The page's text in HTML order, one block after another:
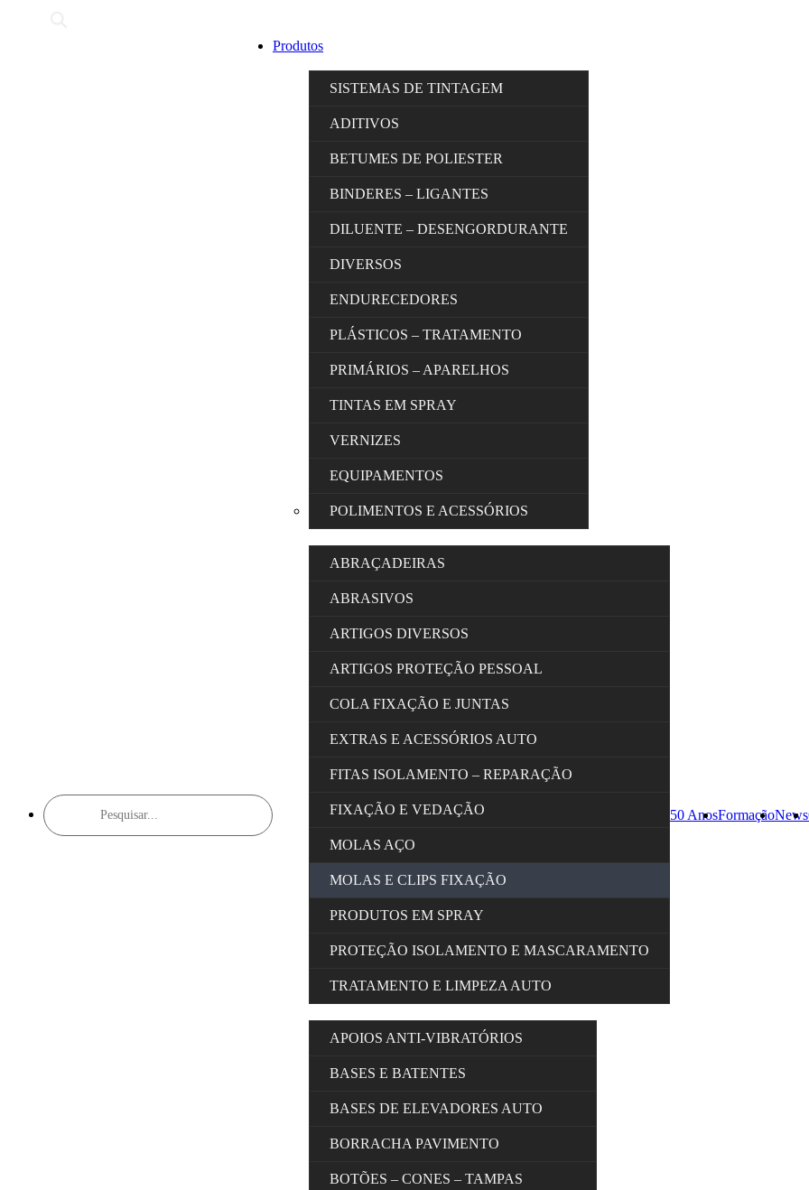
Products
search
Produtos
SISTEMAS DE TINTAGEM
ADITIVOS
BETUMES DE POLIESTER
BINDERES – LIGANTES
DILUENTE – DESENGORDURANTE
DIVERSOS
ENDURECEDORES
PLÁSTICOS – TRATAMENTO
PRIMÁRIOS – APARELHOS
TINTAS EM SPRAY
VERNIZES
EQUIPAMENTOS
POLIMENTOS E ACESSÓRIOS
ABRAÇADEIRAS
ABRASIVOS
ARTIGOS DIVERSOS
ARTIGOS PROTEÇÃO PESSOAL
COLA FIXAÇÃO E JUNTAS
EXTRAS E ACESSÓRIOS AUTO
FITAS ISOLAMENTO – REPARAÇÃO
FIXAÇÃO E VEDAÇÃO
MOLAS AÇO
MOLAS E CLIPS FIXAÇÃO
PRODUTOS EM SPRAY
PROTEÇÃO ISOLAMENTO E MASCARAMENTO
TRATAMENTO E LIMPEZA AUTO
APOIOS ANTI-VIBRATÓRIOS
BASES E BATENTES
BASES DE ELEVADORES AUTO
BORRACHA PAVIMENTO
BOTÕES – CONES – TAMPAS
50 AnosFormaçãoNews